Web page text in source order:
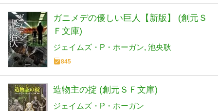
ガニメデの優しい巨人【新版】 (創元Ｓ
Ｆ文庫)
ジェイムズ・P・ホーガン 池央耿
845
造物主の掟 (創元ＳＦ文庫)
ジェイムズ・P・ホーガン